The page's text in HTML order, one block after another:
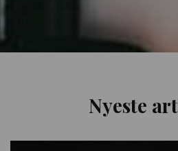
Nyeste